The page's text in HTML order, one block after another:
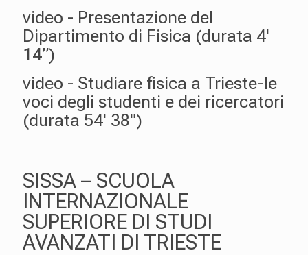
video - Presentazione del
Dipartimento di Fisica (durata 4'
14”)
video - Studiare fisica a Trieste-le
voci degli studenti e dei ricercatori
(durata 54' 38")
SISSA – SCUOLA
INTERNAZIONALE
SUPERIORE DI STUDI
AVANZATI DI TRIESTE